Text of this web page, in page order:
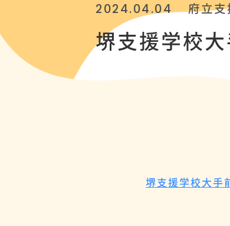
2024.04.04 府立支
堺支援学校
堺支援学校大